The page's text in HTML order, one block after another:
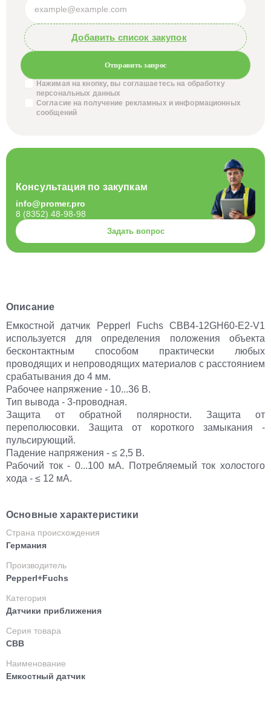
Описание
Емкостной датчик Pepperl Fuchs CBB4-12GH60-E2-V1
используется для определения положения объекта
бесконтактным способом практически любых
проводящих и непроводящих материалов с расстоянием
срабатывания до 4 мм.
Рабочее напряжение - 10...36 В.
Тип вывода - 3-проводная.
Защита от обратной полярности. Защита от
переполюсовки. Защита от короткого замыкания -
пульсирующий.
Падение напряжения - ≤ 2,5 В.
Рабочий ток - 0...100 мА. Потребляемый ток холостого
хода - ≤ 12 мА.
Основные характеристики
Страна происхождения
Германия
Производитель
Pepperl+Fuchs
Категория
Датчики приближения
Серия товара
CBB
Наименование
Емкостный датчик
Добавить список закупок
Отправить запрос
Нажимая на кнопку, вы соглашаетесь на обработку
персональных данных
Согласие на получение рекламных и информационных
сообщений
Консультация по закупкам
info@promer.pro
8 (8352) 48-98-98
Задать вопрос